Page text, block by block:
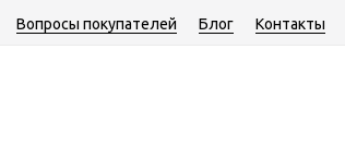
Вопросы покупателей Блог Контакты